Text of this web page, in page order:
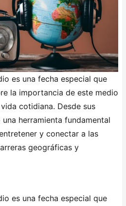
es una fecha especial que
la importancia de este medio
cotidiana. Desde sus
herramienta fundamental
y conectar a las
geográficas y
es una fecha especial que